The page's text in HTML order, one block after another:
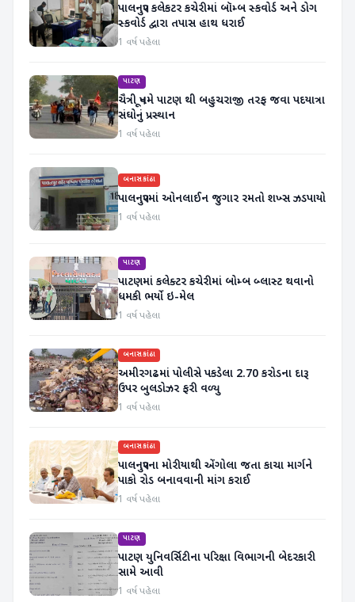
પાલનપુર કલેકટર કચેરીમાં બૉમ્બ સ્કવોર્ડ અને ડોગ
સ્કવોર્ડ દ્વારા તપાસ હાથ ધરાઈ
1 વર્ષ પહેલા
પાટણ
ચૈત્રી પૂનમે પાટણ થી બહુચરાજી તરફ જવા પદયાત્રા
સંઘોનું પ્રસ્થાન
1 વર્ષ પહેલા
બનાસકાંઠા
પાલનપુરમાં ઓનલાઈન જુગાર રમતો શખ્સ ઝડપાયો
1 વર્ષ પહેલા
પાટણ
પાટણમાં કલેક્ટર કચેરીમાં બોમ્બ બ્લાસ્ટ થવાનો
ધમકી ભર્યો ઇ-મેલ
1 વર્ષ પહેલા
બનાસકાંઠા
અમીરગઢમાં પોલીસે પકડેલા 2.70 કરોડના દારૂ
ઉપર બુલડોઝર ફરી વળ્યુ
1 વર્ષ પહેલા
બનાસકાંઠા
પાલનપુરના મોરીયાથી એંગોલા જતા કાચા માર્ગને
પાકો રોડ બનાવવાની માંગ કરાઈ
1 વર્ષ પહેલા
પાટણ
પાટણ યુનિવર્સિટીના પરિક્ષા વિભાગની બેદરકારી
સામે આવી
1 વર્ષ પહેલા